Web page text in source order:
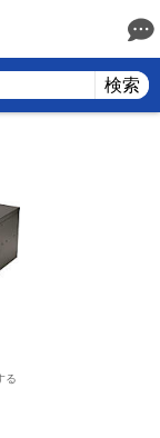
検索
る